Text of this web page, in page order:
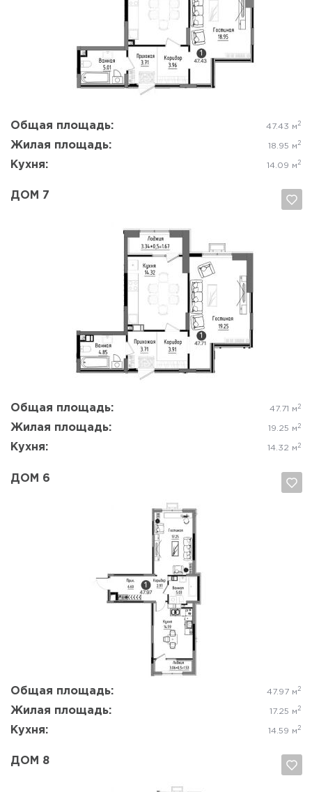
Общая площадь: 47.43 м 2
Жилая площадь: 18.95 м 2
Кухня: 14.09 м 2
Да, удалить Отмена
ДОМ 7
Общая площадь: 47.71 м 2
Жилая площадь: 19.25 м 2
Кухня: 14.32 м 2
Да, удалить Отмена
ДОМ 6
Общая площадь: 47.97 м 2
Жилая площадь: 17.25 м 2
Кухня: 14.59 м 2
Да, удалить Отмена
ДОМ 8